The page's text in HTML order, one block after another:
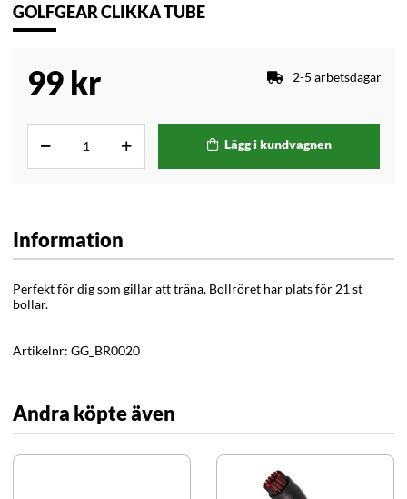
GOLFGEAR CLIKKA TUBE
99 kr 2-5 arbetsdagar
Lägg i kundvagnen
Information
Perfekt för dig som gillar att träna. Bollröret har plats för 21 st
bollar.
Artikelnr: GG_BR0020
Andra köpte även